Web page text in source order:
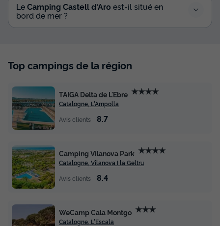
LeCamping Castell d'Aro est-il situé en
bord de mer ?
Top campings de la région
TAIGA Delta de L'Ebre ★★★★
Catalogne, L'Ampolla
Avis clients
8.7
Camping Vilanova Park ★★★★
Catalogne, Vilanova I la Geltru
Avis clients
8.4
WeCamp Cala Montgo ★★★
Catalogne, L'Escala